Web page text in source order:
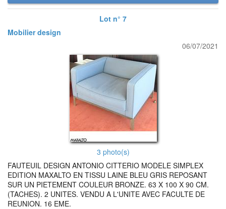
Lot n° 7
Mobilier design
06/07/2021
3 photo(s)
FAUTEUIL DESIGN ANTONIO CITTERIO MODELE SIMPLEX
EDITION MAXALTO EN TISSU LAINE BLEU GRIS REPOSANT
SUR UN PIETEMENT COULEUR BRONZE. 63 X 100 X 90 CM.
(TACHES). 2 UNITES. VENDU A L'UNITE AVEC FACULTE DE
REUNION. 16 EME.